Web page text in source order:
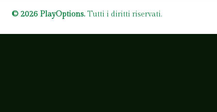
© 2026 PlayOptions. Tutti i diritti riservati.